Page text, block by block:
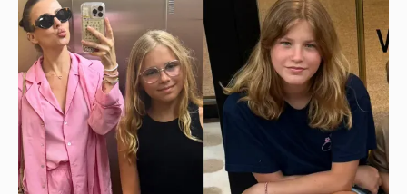
Внучки Светланы и Фёдора Бондарчук
отдыхают в Испании с матерью и братьями
32